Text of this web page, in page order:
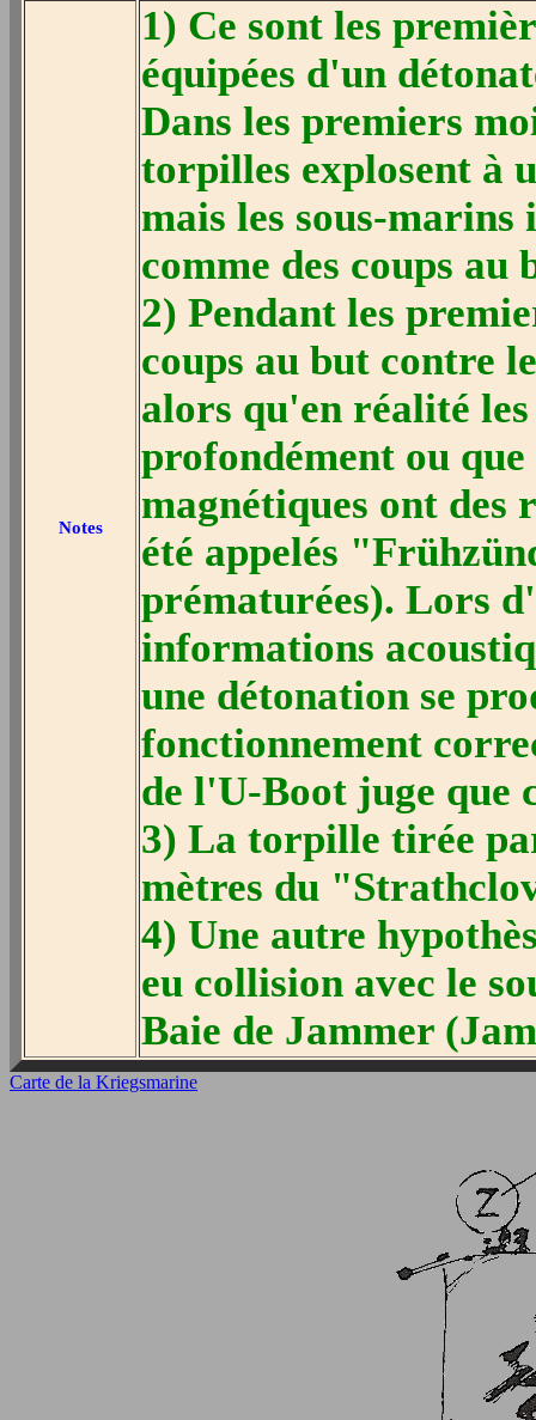
Notes
1) Ce sont les
équipées d'un
Dans les premiers
torpilles explosent à
mais les sous-
comme des coups au
2) Pendant les
coups au but contre
alors qu'en réalité
profondément ou
magnétiques ont des
été appelés
prématurées). Lors
informations
une détonation se
fonctionnement
de l'U-Boot juge que
3) La torpille tirée
mètres du
4) Une autre
eu collision avec le
Baie de Jammer
Carte de la Kriegsmarine